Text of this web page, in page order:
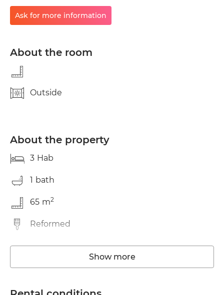
Ask for more information
About the room
Outside
About the property
3 Hab
1 bath
65 m2
Reformed
Storage room
Washing machine
TV
Show more